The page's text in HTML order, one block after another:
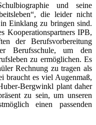
und seine
die leider nicht
Einklang zu bringen sind.
Kooperationspartners IPB,
der Berufsvorbereitung
Berufsschule, um den
zu ermöglichen. Es
Rechnung zu tragen als
braucht es viel Augenmaß,
Bergwinkl plant daher
zu sein, um unseren
einen passenden